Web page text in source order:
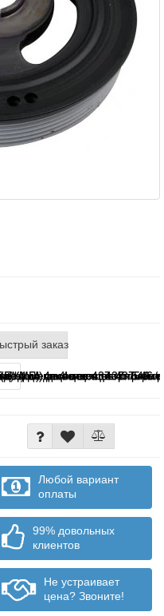
заказ
Любой вариант
оплаты
99% довольных
клиентов
Не устраивает
цена? Звоните!